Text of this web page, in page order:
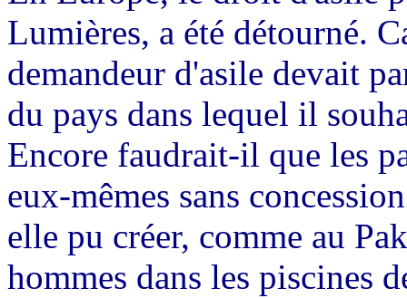
Lumières, a été détourné.
demandeur d'asile devait
du pays dans lequel il
Encore faudrait-il que les
eux-mêmes sans
elle pu créer, comme au
hommes dans les piscines